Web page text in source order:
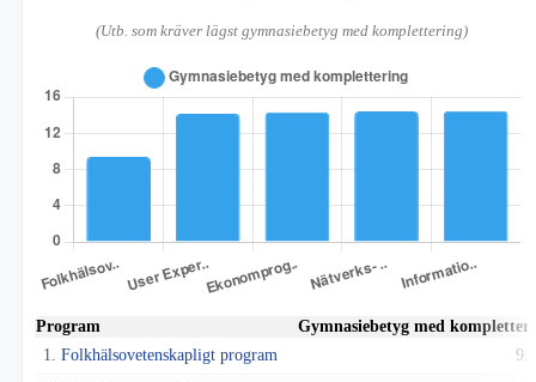
(Utb. som kräver lägst gymnasiebetyg med komplettering)
Program
Gymnasiebetyg med
1. Folkhälsovetenskapligt program